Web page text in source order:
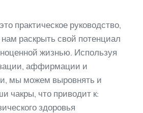
практическое руководство,
нам раскрыть свой потенциал
жизнью. Используя
аффирмации и
мы можем выровнять и
чакры, что приводит к:
здоровья